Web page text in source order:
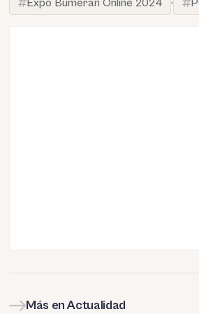
Expo Bumeran Online 2024
·
Más en Actualidad